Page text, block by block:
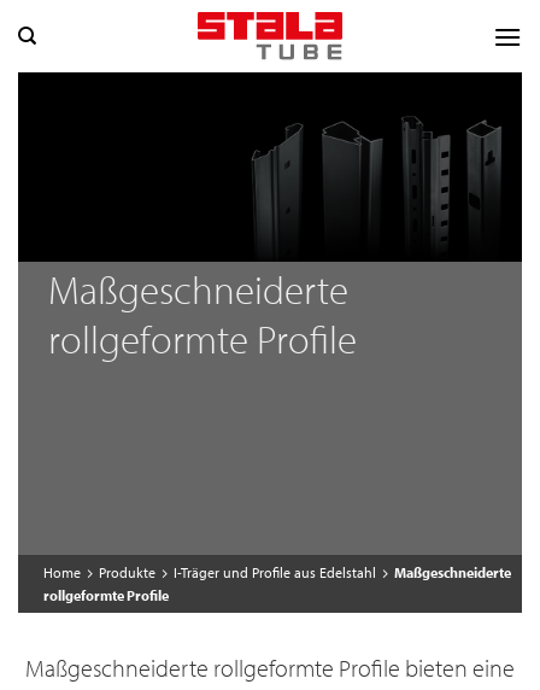
Inhalt
springen
Maßgeschneiderte
rollgeformte Profile
Home Produkte I-Träger und Profile aus Edelstahl
Maßgeschneiderte
rollgeformte Profile
Maßgeschneiderte rollgeformte Profile bieten eine